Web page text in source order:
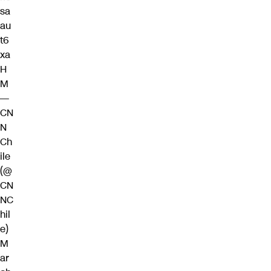
sa
au
t6
xa
H
M
—
CN
N
Ch
ile
(@
CN
NC
hil
e)
M
ar